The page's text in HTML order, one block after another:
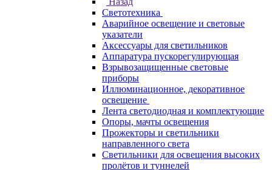
Светотехника
Аварийное освещение и световые
указатели
Аксессуары для светильников
Аппаратура пускорегулирующая
Взрывозащищенные световые
приборы
Иллюминационное, декоративное
освещение
Лента светодиодная и комплектующие
Опоры, мачты освещения
Прожекторы и светильники
направленного света
Светильники для освещения высоких
пролётов и туннелей